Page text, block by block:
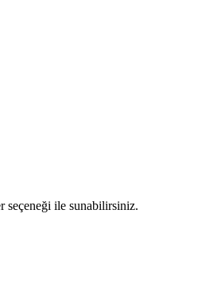
ile sunabilirsiniz.